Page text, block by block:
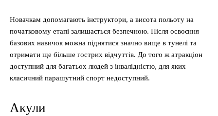
Новачкам допомагають інструктори, а висота польоту на
початковому етапі залишається безпечною. Після освоєння
базових навичок можна піднятися значно вище в тунелі та
отримати ще більше гострих відчуттів. До того ж атракціон
доступний для багатьох людей з інвалідністю, для яких
класичний парашутний спорт недоступний.
Акули